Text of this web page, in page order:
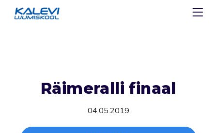
Räimeralli finaal
04.05.2019